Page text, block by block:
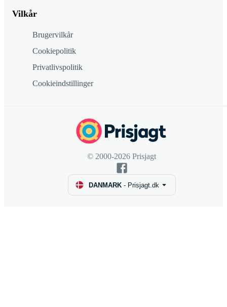
Vilkår
Brugervilkår
Cookiepolitik
Privatlivspolitik
Cookieindstillinger
© 2000-2026 Prisjagt
DANMARK- Prisjagt.dk